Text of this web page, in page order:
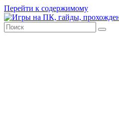
Перейти к содержимому